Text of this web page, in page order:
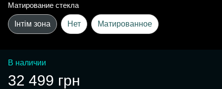
Матирование стекла
Інтім зона Нет Матированное
В наличии
32 499 грн